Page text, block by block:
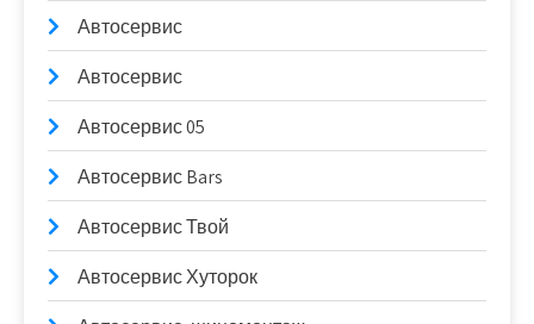
Автосервис
Автосервис
Автосервис 05
Автосервис Bars
Автосервис Твой
Автосервис Хуторок